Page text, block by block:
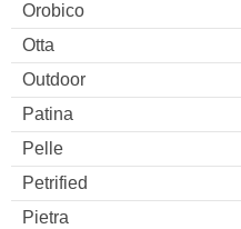
Orobico
Otta
Outdoor
Patina
Pelle
Petrified
Pietra